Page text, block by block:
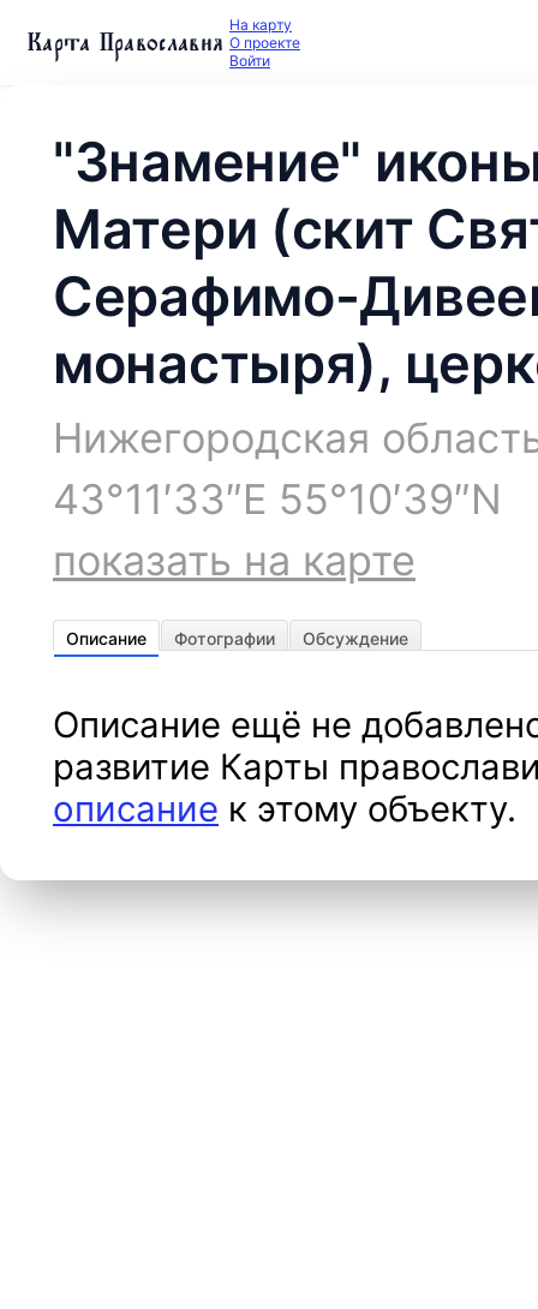
Карта Православия На карту
О проекте
Войти
"Знамение"
Матери (скит
Серафимо-
монастыря),
Нижегородская
43°11′33″E 55°10′39″N
показать на карте
Описание Фотографии Обсуждение
Описание ещё не
развитие Карты
описание к этому объекту.